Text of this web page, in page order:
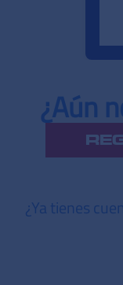
¿Aún
¿Ya tienes